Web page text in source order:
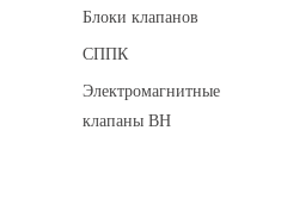
Блоки клапанов
СППК
Электромагнитные
клапаны ВН